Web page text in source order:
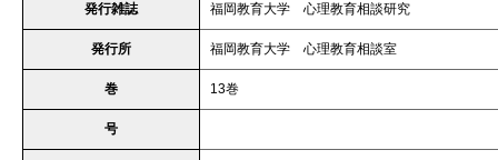
発行雑誌 福岡教育大学 心理教育相談研究
発行所 福岡教育大学 心理教育相談室
巻 13巻
号